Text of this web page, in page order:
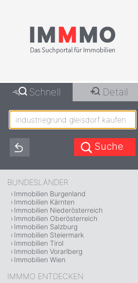
Schnell Detail
BUNDESLÄNDER
Immobilien Burgenland
Immobilien Kärnten
Immobilien Niederösterreich
Immobilien Oberösterreich
Immobilien Salzburg
Immobilien Steiermark
Immobilien Tirol
Immobilien Vorarlberg
Immobilien Wien
IMMMO ENTDECKEN